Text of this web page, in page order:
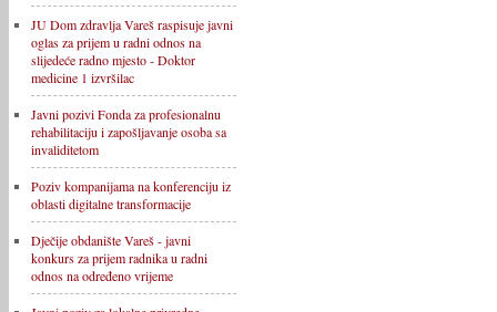
JU Dom zdravlja Vareš raspisuje javni
oglas za prijem u radni odnos na
slijedeće radno mjesto - Doktor
medicine 1 izvršilac
Javni pozivi Fonda za profesionalnu
rehabilitaciju i zapošljavanje osoba sa
invaliditetom
Poziv kompanijama na konferenciju iz
oblasti digitalne transformacije
Dječije obdanište Vareš - javni
konkurs za prijem radnika u radni
odnos na određeno vrijeme